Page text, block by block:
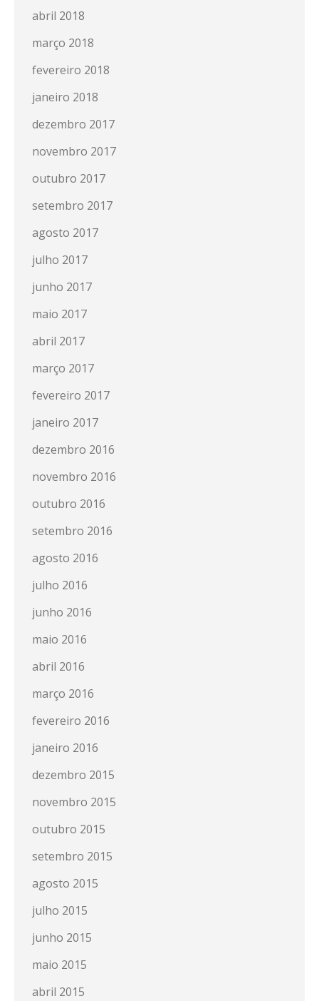
abril 2018
março 2018
fevereiro 2018
janeiro 2018
dezembro 2017
novembro 2017
outubro 2017
setembro 2017
agosto 2017
julho 2017
junho 2017
maio 2017
abril 2017
março 2017
fevereiro 2017
janeiro 2017
dezembro 2016
novembro 2016
outubro 2016
setembro 2016
agosto 2016
julho 2016
junho 2016
maio 2016
abril 2016
março 2016
fevereiro 2016
janeiro 2016
dezembro 2015
novembro 2015
outubro 2015
setembro 2015
agosto 2015
julho 2015
junho 2015
maio 2015
abril 2015